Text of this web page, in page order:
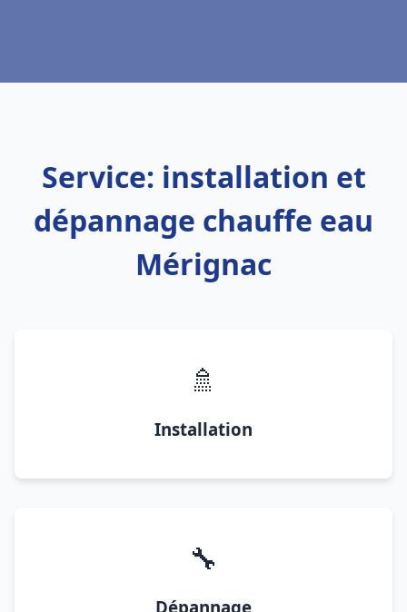
Service: installation et
dépannage chauffe eau
Mérignac
🚿
Installation
🔧
Dépannage